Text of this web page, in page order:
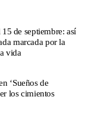
15 de septiembre: así
marcada por la
vida
‘Sueños de
los cimientos